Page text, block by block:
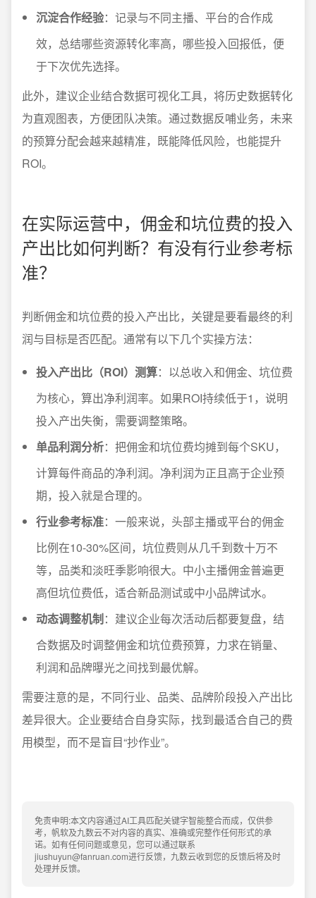
沉淀合作经验：记录与不同主播、平台的合作成
效，总结哪些资源转化率高，哪些投入回报低，便
于下次优先选择。
此外，建议企业结合数据可视化工具，将历史数据转化
为直观图表，方便团队决策。通过数据反哺业务，未来
的预算分配会越来越精准，既能降低风险，也能提升
ROI。
在实际运营中，佣金和坑位费的投入
产出比如何判断？有没有行业参考标
准？
判断佣金和坑位费的投入产出比，关键是要看最终的利
润与目标是否匹配。通常有以下几个实操方法：
投入产出比（ROI）测算：以总收入和佣金、坑位费
为核心，算出净利润率。如果ROI持续低于1，说明
投入产出失衡，需要调整策略。
单品利润分析：把佣金和坑位费均摊到每个SKU，
计算每件商品的净利润。净利润为正且高于企业预
期，投入就是合理的。
行业参考标准：一般来说，头部主播或平台的佣金
比例在10-30%区间，坑位费则从几千到数十万不
等，品类和淡旺季影响很大。中小主播佣金普遍更
高但坑位费低，适合新品测试或中小品牌试水。
动态调整机制：建议企业每次活动后都要复盘，结
合数据及时调整佣金和坑位费预算，力求在销量、
利润和品牌曝光之间找到最优解。
需要注意的是，不同行业、品类、品牌阶段投入产出比
差异很大。企业要结合自身实际，找到最适合自己的费
用模型，而不是盲目“抄作业”。
免责申明:本文内容通过AI工具匹配关键字智能整合而成，仅供参
考，帆软及九数云不对内容的真实、准确或完整作任何形式的承
诺。如有任何问题或意见，您可以通过联系
jiushuyun@fanruan.com进行反馈，九数云收到您的反馈后将及时
处理并反馈。